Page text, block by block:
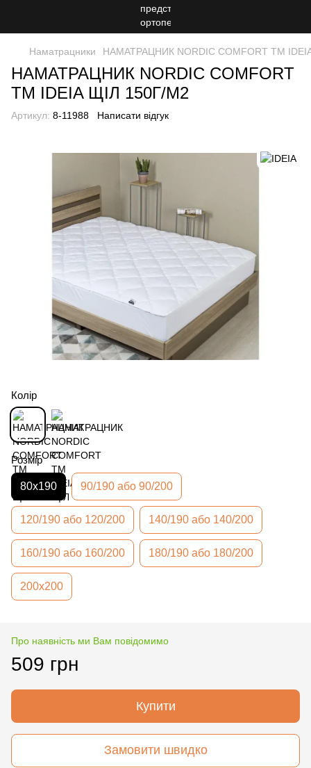
Наматрацники НАМАТРАЦНИК NORDIC СOMFORT TM
НАМАТРАЦНИК NORDIC СOMFORT
TM IDEIA ЩІЛ 150Г/М2
Артикул: 8-11988 Написати відгук
Колір
Розмір
80х190 90/190 або 90/200
120/190 або 120/200 140/190 або 140/200
160/190 або 160/200 180/190 або 180/200
200х200
Про наявність ми Вам повідомимо
509 грн
Купити
Замовити швидко